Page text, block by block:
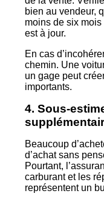
bien au vendeur,
moins de six
est à jour.
En cas
chemin. Une
un gage peut
importants.
4. Sous-
Beaucoup
d’achat sans
Pourtant,
carburant et les
représentent un